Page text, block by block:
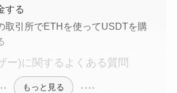
する
取引所でETHを使ってUSDTを購
ー)に関するよくある質問
もっと見る